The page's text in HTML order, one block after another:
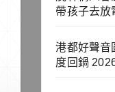
帶孩子去放
港都好聲
度回鍋